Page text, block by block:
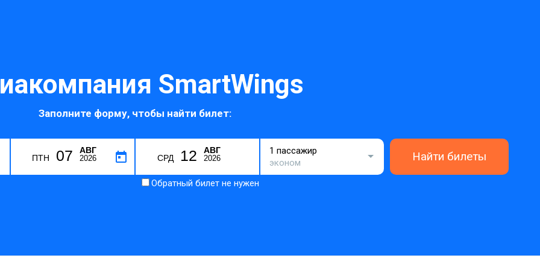
SmartWings
Заполните форму, чтобы найти билет:
ПТН 07 АВГ
2026 СРД 12 АВГ
2026
1 пассажир
эконом
Найти билеты
Обратный билет не нужен